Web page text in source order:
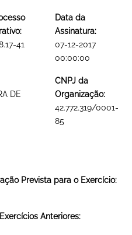
41
Data da
Assinatura:
07-12-2017
00:00:00
DE
CNPJ da
Organização:
42.772.319/0001-
85
Prevista para o Exercício:
Anteriores: